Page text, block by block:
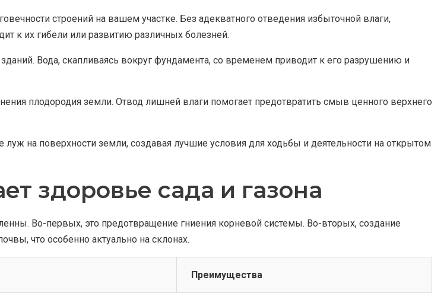
строений на вашем участке. Без адекватного отведения избыточной влаги,
к их гибели или развитию различных болезней.
Вода, скапливаясь вокруг фундамента, со временем приводит к его разрушению и
плодородия земли. Отвод лишней влаги помогает предотвратить смыв ценного верхнего
на поверхности земли, создавая лучшие условия для ходьбы и деятельности на открытом
здоровье сада и газона
Во-первых, это предотвращение гниения корневой системы. Во-вторых, создание
что особенно актуально на склонах.
Преимущества